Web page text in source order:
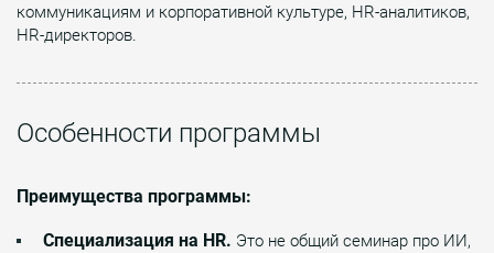
коммуникациям и корпоративной культуре, HR-аналитиков,
HR-директоров.
Особенности программы
Преимущества программы:
Специализация на HR. Это не общий семинар про ИИ,